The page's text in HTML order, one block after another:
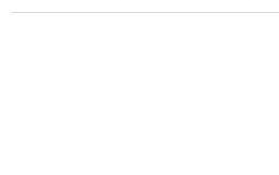
koroznímu praskání.